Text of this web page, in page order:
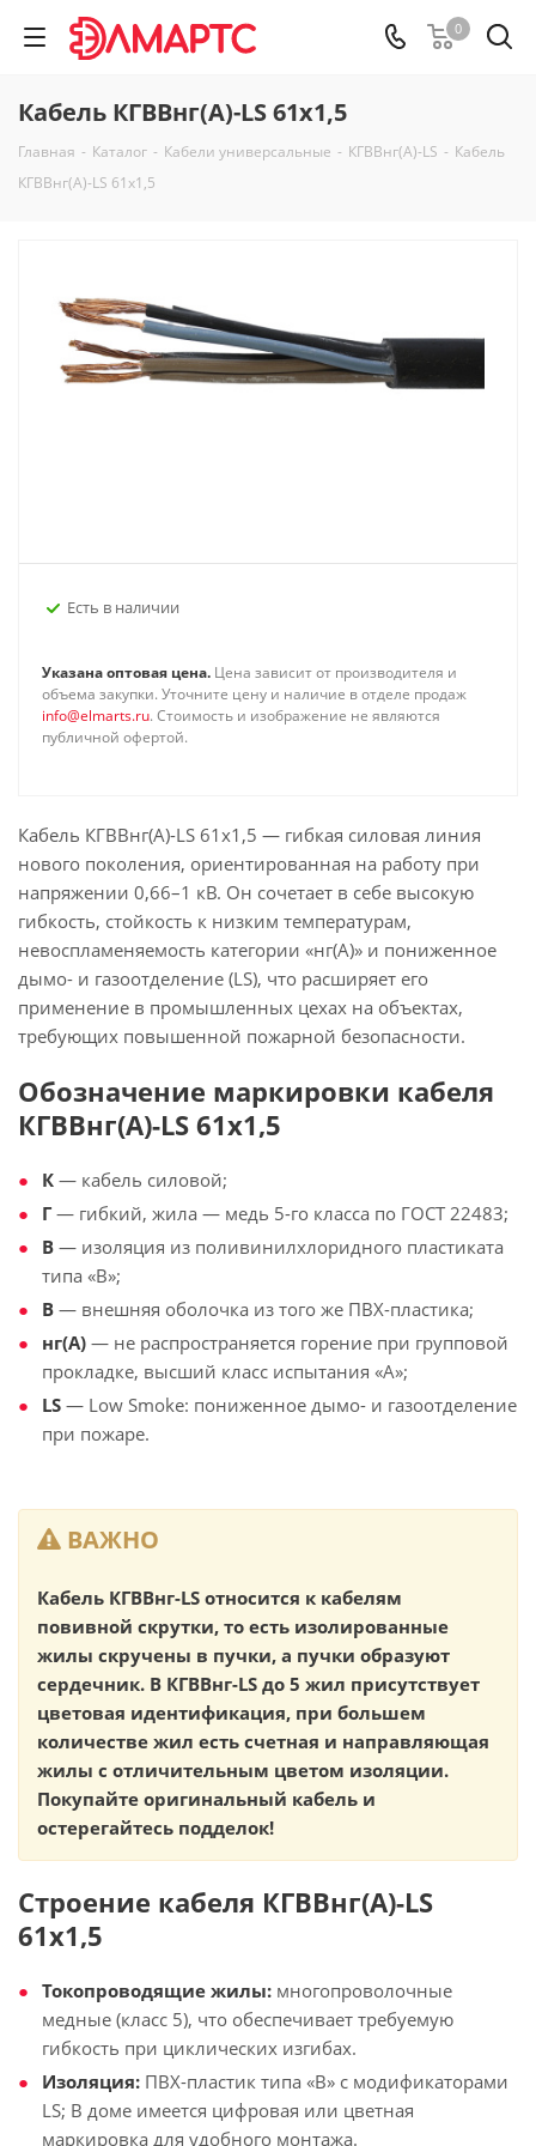
0
Кабель КГВВнг(А)-LS 61х1,5
Главная - Каталог - Кабели универсальные - КГВВнг(А)-LS - Кабель
КГВВнг(А)-LS 61х1,5
Есть в наличии
Указана оптовая цена. Цена зависит от производителя и
объема закупки. Уточните цену и наличие в отделе продаж
info@elmarts.ru. Стоимость и изображение не являются
публичной офертой.
Кабель КГВВнг(А)-LS 61х1,5 — гибкая силовая линия
нового поколения, ориентированная на работу при
напряжении 0,66–1 кВ. Он сочетает в себе высокую
гибкость, стойкость к низким температурам,
невоспламеняемость категории «нг(А)» и пониженное
дымо- и газоотделение (LS), что расширяет его
применение в промышленных цехах на объектах,
требующих повышенной пожарной безопасности.
Обозначение маркировки кабеля
КГВВнг(А)-LS 61х1,5
К — кабель силовой;
Г — гибкий, жила — медь 5-го класса по ГОСТ 22483;
В — изоляция из поливинилхлоридного пластиката
типа «В»;
В — внешняя оболочка из того же ПВХ-пластика;
нг(А) — не распространяется горение при групповой
прокладке, высший класс испытания «А»;
LS — Low Smoke: пониженное дымо- и газоотделение
при пожаре.
ВАЖНО
Кабель КГВВнг-LS относится к кабелям
повивной скрутки, то есть изолированные
жилы скручены в пучки, а пучки образуют
сердечник. В КГВВнг-LS до 5 жил присутствует
цветовая идентификация, при большем
количестве жил есть счетная и направляющая
жилы с отличительным цветом изоляции.
Покупайте оригинальный кабель и
остерегайтесь подделок!
Строение кабеля КГВВнг(А)-LS
61х1,5
Токопроводящие жилы: многопроволочные
медные (класс 5), что обеспечивает требуемую
гибкость при циклических изгибах.
Изоляция: ПВХ-пластик типа «В» с модификаторами
LS; В доме имеется цифровая или цветная
маркировка для удобного монтажа.